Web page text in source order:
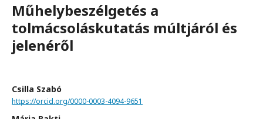
Műhelybeszélgetés a
tolmácsoláskutatás múltjáról és
jelenéről
Csilla Szabó
https://orcid.org/0000-0003-4094-9651